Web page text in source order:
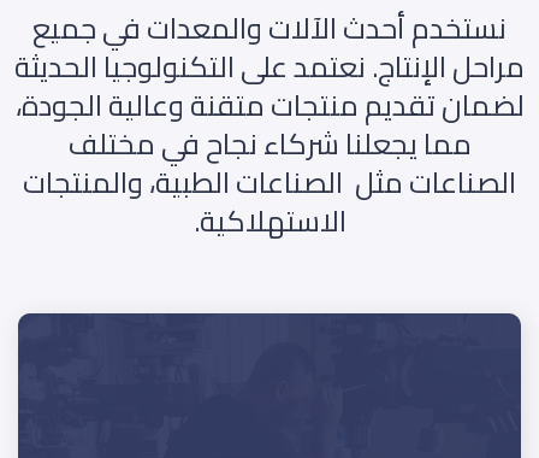
نستخدم أحدث الآلات والمعدات في جميع
مراحل الإنتاج. نعتمد على التكنولوجيا الحديثة
لضمان تقديم منتجات متقنة وعالية الجودة،
مما يجعلنا شركاء نجاح في مختلف
الصناعات مثل الصناعات الطبية، والمنتجات
الاستهلاكية.